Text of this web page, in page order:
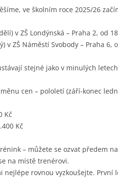
ve školním roce 2025/26
v ZŠ Londýnská – Praha 2, od
v ZŠ Náměstí Svobody – Praha 6,
stejné jako v minulých
cen – pololetí (září-konec
Kč
Kč
– můžete se ozvat předem
na místě trenérovi.
nejlépe rovnou vyzkoušejte. První